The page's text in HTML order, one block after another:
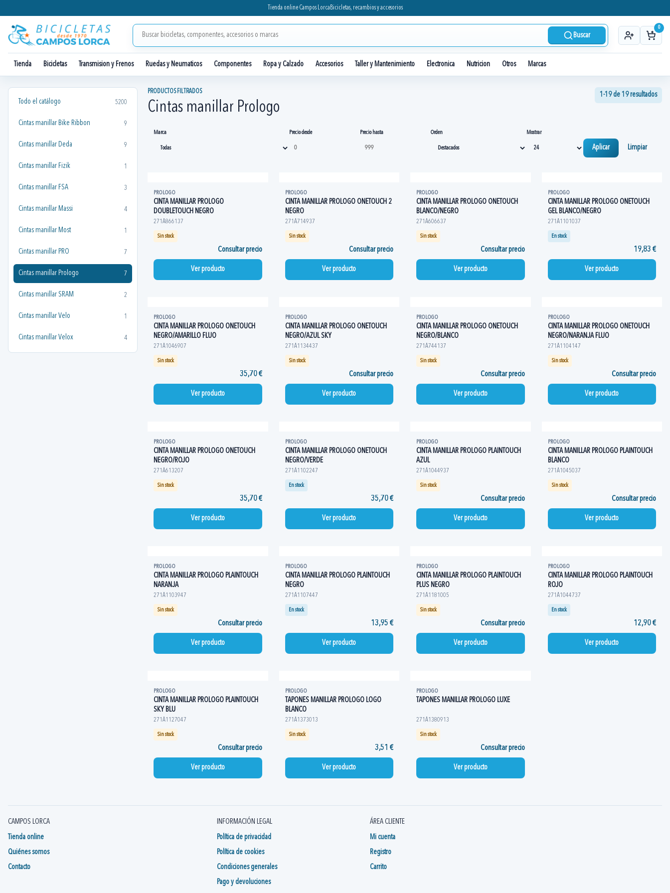
Tienda online Campos Lorca Bicicletas, recambios y accesorios
Buscar
0
Tienda Bicicletas Transmision y Frenos Ruedas y Neumaticos Componentes Ropa y Calzado Accesorios Taller y Mantenimiento Electronica Nutricion Otros Marcas
Todo el catálogo 5200
Cintas manillar Bike Ribbon 9
Cintas manillar Deda 9
Cintas manillar Fizik 1
Cintas manillar FSA 3
Cintas manillar Massi 4
Cintas manillar Most 1
Cintas manillar PRO 7
Cintas manillar Prologo 7
Cintas manillar SRAM 2
Cintas manillar Velo 1
Cintas manillar Velox 4
PRODUCTOS FILTRADOS
Cintas manillar Prologo
1-19 de 19 resultados
Marca Precio desde Precio hasta Orden Mostrar
Aplicar Limpiar
PROLOGO
CINTA MANILLAR PROLOGO
DOUBLETOUCH NEGRO
271A866137
Sin stock
Consultar precio
Ver producto
PROLOGO
CINTA MANILLAR PROLOGO ONETOUCH 2
NEGRO
271A714937
Sin stock
Consultar precio
Ver producto
PROLOGO
CINTA MANILLAR PROLOGO ONETOUCH
BLANCO/NEGRO
271A606637
Sin stock
Consultar precio
Ver producto
PROLOGO
CINTA MANILLAR PROLOGO ONETOUCH
GEL BLANCO/NEGRO
271A1101037
En stock
19,83 €
Ver producto
PROLOGO
CINTA MANILLAR PROLOGO ONETOUCH
NEGRO/AMARILLO FLUO
271A1046907
Sin stock
35,70 €
Ver producto
PROLOGO
CINTA MANILLAR PROLOGO ONETOUCH
NEGRO/AZUL SKY
271A1134437
Sin stock
Consultar precio
Ver producto
PROLOGO
CINTA MANILLAR PROLOGO ONETOUCH
NEGRO/BLANCO
271A744137
Sin stock
Consultar precio
Ver producto
PROLOGO
CINTA MANILLAR PROLOGO ONETOUCH
NEGRO/NARANJA FLUO
271A1104147
Sin stock
Consultar precio
Ver producto
PROLOGO
CINTA MANILLAR PROLOGO ONETOUCH
NEGRO/ROJO
271A613207
Sin stock
35,70 €
Ver producto
PROLOGO
CINTA MANILLAR PROLOGO ONETOUCH
NEGRO/VERDE
271A1102247
En stock
35,70 €
Ver producto
PROLOGO
CINTA MANILLAR PROLOGO PLAINTOUCH
AZUL
271A1044937
Sin stock
Consultar precio
Ver producto
PROLOGO
CINTA MANILLAR PROLOGO PLAINTOUCH
BLANCO
271A1045037
Sin stock
Consultar precio
Ver producto
PROLOGO
CINTA MANILLAR PROLOGO PLAINTOUCH
NARANJA
271A1103947
Sin stock
Consultar precio
Ver producto
PROLOGO
CINTA MANILLAR PROLOGO PLAINTOUCH
NEGRO
271A1107447
En stock
13,95 €
Ver producto
PROLOGO
CINTA MANILLAR PROLOGO PLAINTOUCH
PLUS NEGRO
271A1181005
Sin stock
Consultar precio
Ver producto
PROLOGO
CINTA MANILLAR PROLOGO PLAINTOUCH
ROJO
271A1044737
En stock
12,90 €
Ver producto
PROLOGO
CINTA MANILLAR PROLOGO PLAINTOUCH
SKY BLU
271A1127047
Sin stock
Consultar precio
Ver producto
PROLOGO
TAPONES MANILLAR PROLOGO LOGO
BLANCO
271A1373013
Sin stock
3,51 €
Ver producto
PROLOGO
TAPONES MANILLAR PROLOGO LUXE
271A1380913
Sin stock
Consultar precio
Ver producto
CAMPOS LORCA
Tienda online
Quiénes somos
Contacto
INFORMACIÓN LEGAL
Política de privacidad
Política de cookies
Condiciones generales
Pago y devoluciones
ÁREA CLIENTE
Mi cuenta
Registro
Carrito